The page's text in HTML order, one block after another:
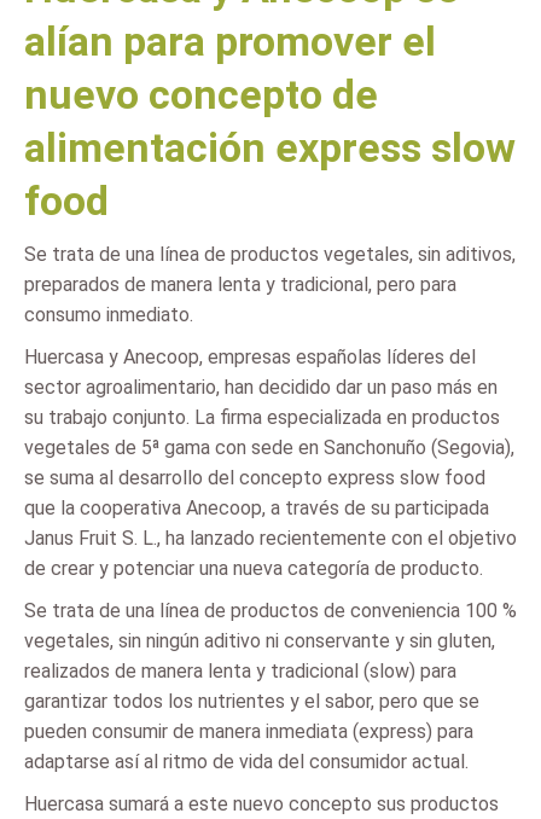
alían para promover el
nuevo concepto de
alimentación express slow
food
Se trata de una línea de productos vegetales, sin aditivos,
preparados de manera lenta y tradicional, pero para
consumo inmediato.
Huercasa y Anecoop, empresas españolas líderes del
sector agroalimentario, han decidido dar un paso más en
su trabajo conjunto. La firma especializada en productos
vegetales de 5ª gama con sede en Sanchonuño (Segovia),
se suma al desarrollo del concepto express slow food
que la cooperativa Anecoop, a través de su participada
Janus Fruit S. L., ha lanzado recientemente con el objetivo
de crear y potenciar una nueva categoría de producto.
Se trata de una línea de productos de conveniencia 100 %
vegetales, sin ningún aditivo ni conservante y sin gluten,
realizados de manera lenta y tradicional (slow) para
garantizar todos los nutrientes y el sabor, pero que se
pueden consumir de manera inmediata (express) para
adaptarse así al ritmo de vida del consumidor actual.
Huercasa sumará a este nuevo concepto sus productos